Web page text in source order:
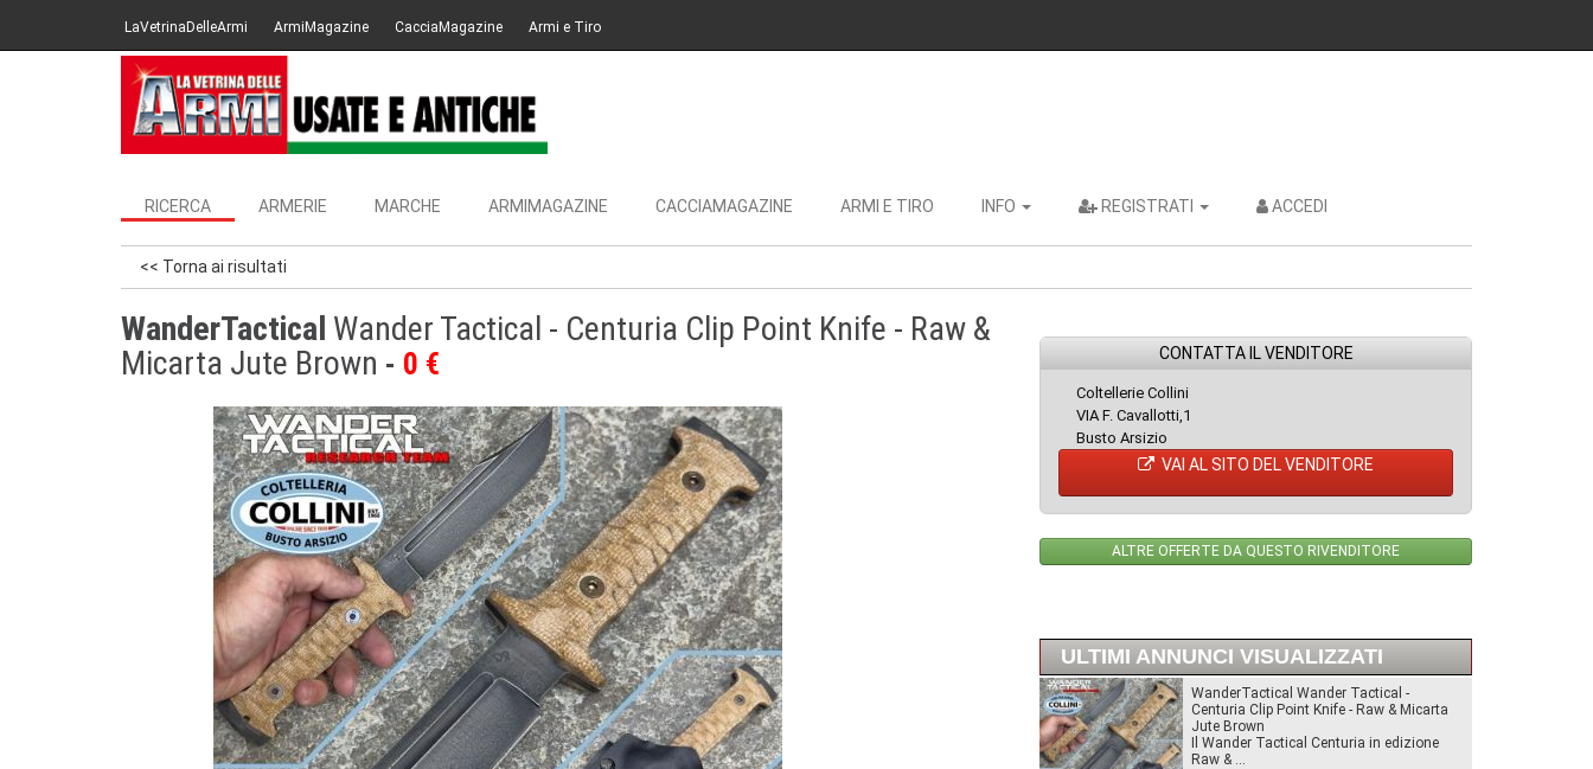
LaVetrinaDelleArmi ArmiMagazine CacciaMagazine Armi e Tiro
RICERCA ARMERIE MARCHE ARMIMAGAZINE CACCIAMAGAZINE ARMI E TIRO INFO REGISTRATI ACCEDI
<< Torna ai risultati
WanderTactical Wander Tactical - Centuria Clip Point Knife - Raw &
Micarta Jute Brown
0 € CONTATTA IL VENDITORE
Coltellerie Collini
VIA F. Cavallotti,1
Busto Arsizio
VAI AL SITO DEL VENDITORE
ALTRE OFFERTE DA QUESTO RIVENDITORE
ULTIMI ANNUNCI VISUALIZZATI
WanderTactical Wander Tactical -
Centuria Clip Point Knife - Raw & Micarta
Jute Brown
Il Wander Tactical Centuria in edizione
Raw & ...